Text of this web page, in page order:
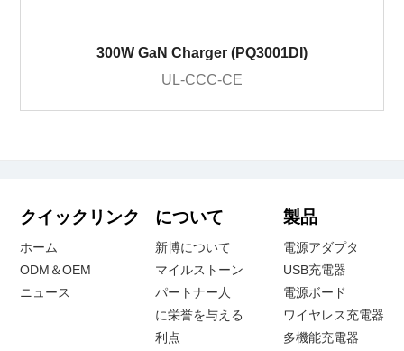
300W GaN Charger (PQ3001DI)
UL-CCC-CE
クイックリンク
ホーム
ODM＆OEM
ニュース
について
新博について
マイルストーン
パートナー人
に栄誉を与える
利点
製品
電源アダプタ
USB充電器
電源ボード
ワイヤレス充電器
多機能充電器